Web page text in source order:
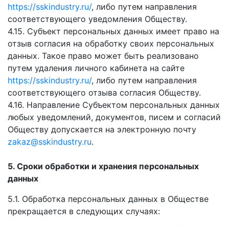
https://sskindustry.ru/, либо путем направления
соответствующего уведомления Обществу.
4.15. Субъект персональных данных имеет право на
отзыв согласия на обработку своих персональных
данных. Такое право может быть реализовано
путем удаления личного кабинета на сайте
https://sskindustry.ru/, либо путем направления
соответствующего отзыва согласия Обществу.
4.16. Направление Субъектом персональных данных
любых уведомлений, документов, писем и согласий
Обществу допускается на электронную почту
zakaz@sskindustry.ru.
5. Сроки обработки и хранения персональных
данных
5.1. Обработка персональных данных в Обществе
прекращается в следующих случаях: